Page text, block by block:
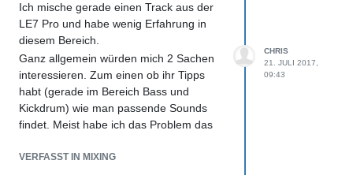
Ich mische gerade einen Track aus der
LE7 Pro und habe wenig Erfahrung in
diesem Bereich.
Ganz allgemein würden mich 2 Sachen
interessieren. Zum einen ob ihr Tipps
habt (gerade im Bereich Bass und
Kickdrum) wie man passende Sounds
findet. Meist habe ich das Problem das
diese gut vorstellen kann. Aber in den
VERFASST IN MIXING
CHRIS
21. JULI 2017,
09:43